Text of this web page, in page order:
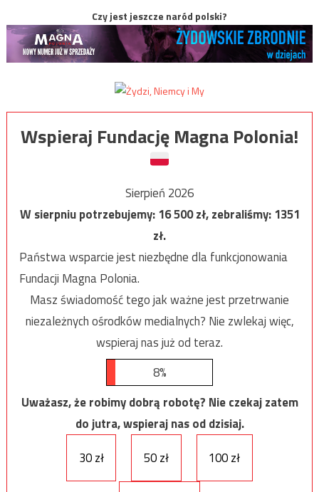
Czy jest jeszcze naród polski?
Wspieraj Fundację Magna Polonia!
Sierpień 2026
W sierpniu potrzebujemy:16 500zł, zebraliśmy:1351
zł.
Państwa wsparcie jest niezbędne dla funkcjonowania
Fundacji Magna Polonia.
Masz świadomość tego jak ważne jest przetrwanie
niezależnych ośrodków medialnych? Nie zwlekaj więc,
wspieraj nas już od teraz.
8%
Uważasz, że robimy dobrą robotę? Nie czekaj zatem
do jutra, wspieraj nas od dzisiaj.
30 zł
50 zł 100 zł